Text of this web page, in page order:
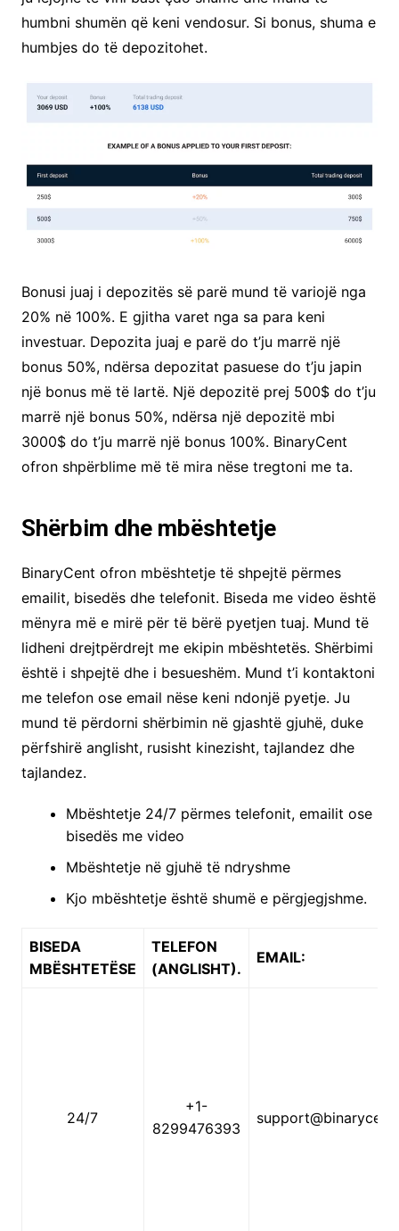
humbni shumën që keni vendosur. Si bonus, shuma e
humbjes do të depozitohet.
Bonusi juaj i depozitës së parë mund të variojë nga
20% në 100%. E gjitha varet nga sa para keni
investuar. Depozita juaj e parë do t’ju marrë një
bonus 50%, ndërsa depozitat pasuese do t’ju japin
një bonus më të lartë. Një depozitë prej 500$ do t’ju
marrë një bonus 50%, ndërsa një depozitë mbi
3000$ do t’ju marrë një bonus 100%. BinaryCent
ofron shpërblime më të mira nëse tregtoni me ta.
Shërbim dhe mbështetje
BinaryCent ofron mbështetje të shpejtë përmes
emailit, bisedës dhe telefonit. Biseda me video është
mënyra më e mirë për të bërë pyetjen tuaj. Mund të
lidheni drejtpërdrejt me ekipin mbështetës. Shërbimi
është i shpejtë dhe i besueshëm. Mund t’i kontaktoni
me telefon ose email nëse keni ndonjë pyetje. Ju
mund të përdorni shërbimin në gjashtë gjuhë, duke
përfshirë anglisht, rusisht kinezisht, tajlandez dhe
tajlandez.
Mbështetje 24/7 përmes telefonit, emailit ose
bisedës me video
Mbështetje në gjuhë të ndryshme
Kjo mbështetje është shumë e përgjegjshme.
BISEDA
MBËSHTETËSE
TELEFON
(ANGLISHT).
EMAIL:
24/7
+1-
8299476393